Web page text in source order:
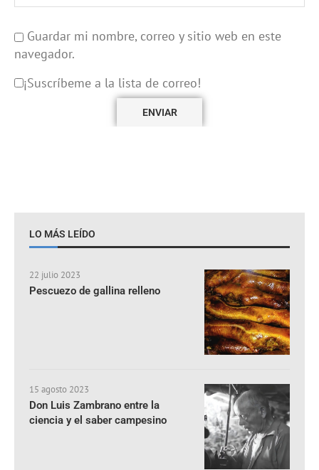
Guardar mi nombre, correo y sitio web en este
navegador.
¡Suscríbeme a la lista de correo!
LO MÁS LEÍDO
22 julio 2023
Pescuezo de gallina relleno
15 agosto 2023
Don Luis Zambrano entre la
ciencia y el saber campesino